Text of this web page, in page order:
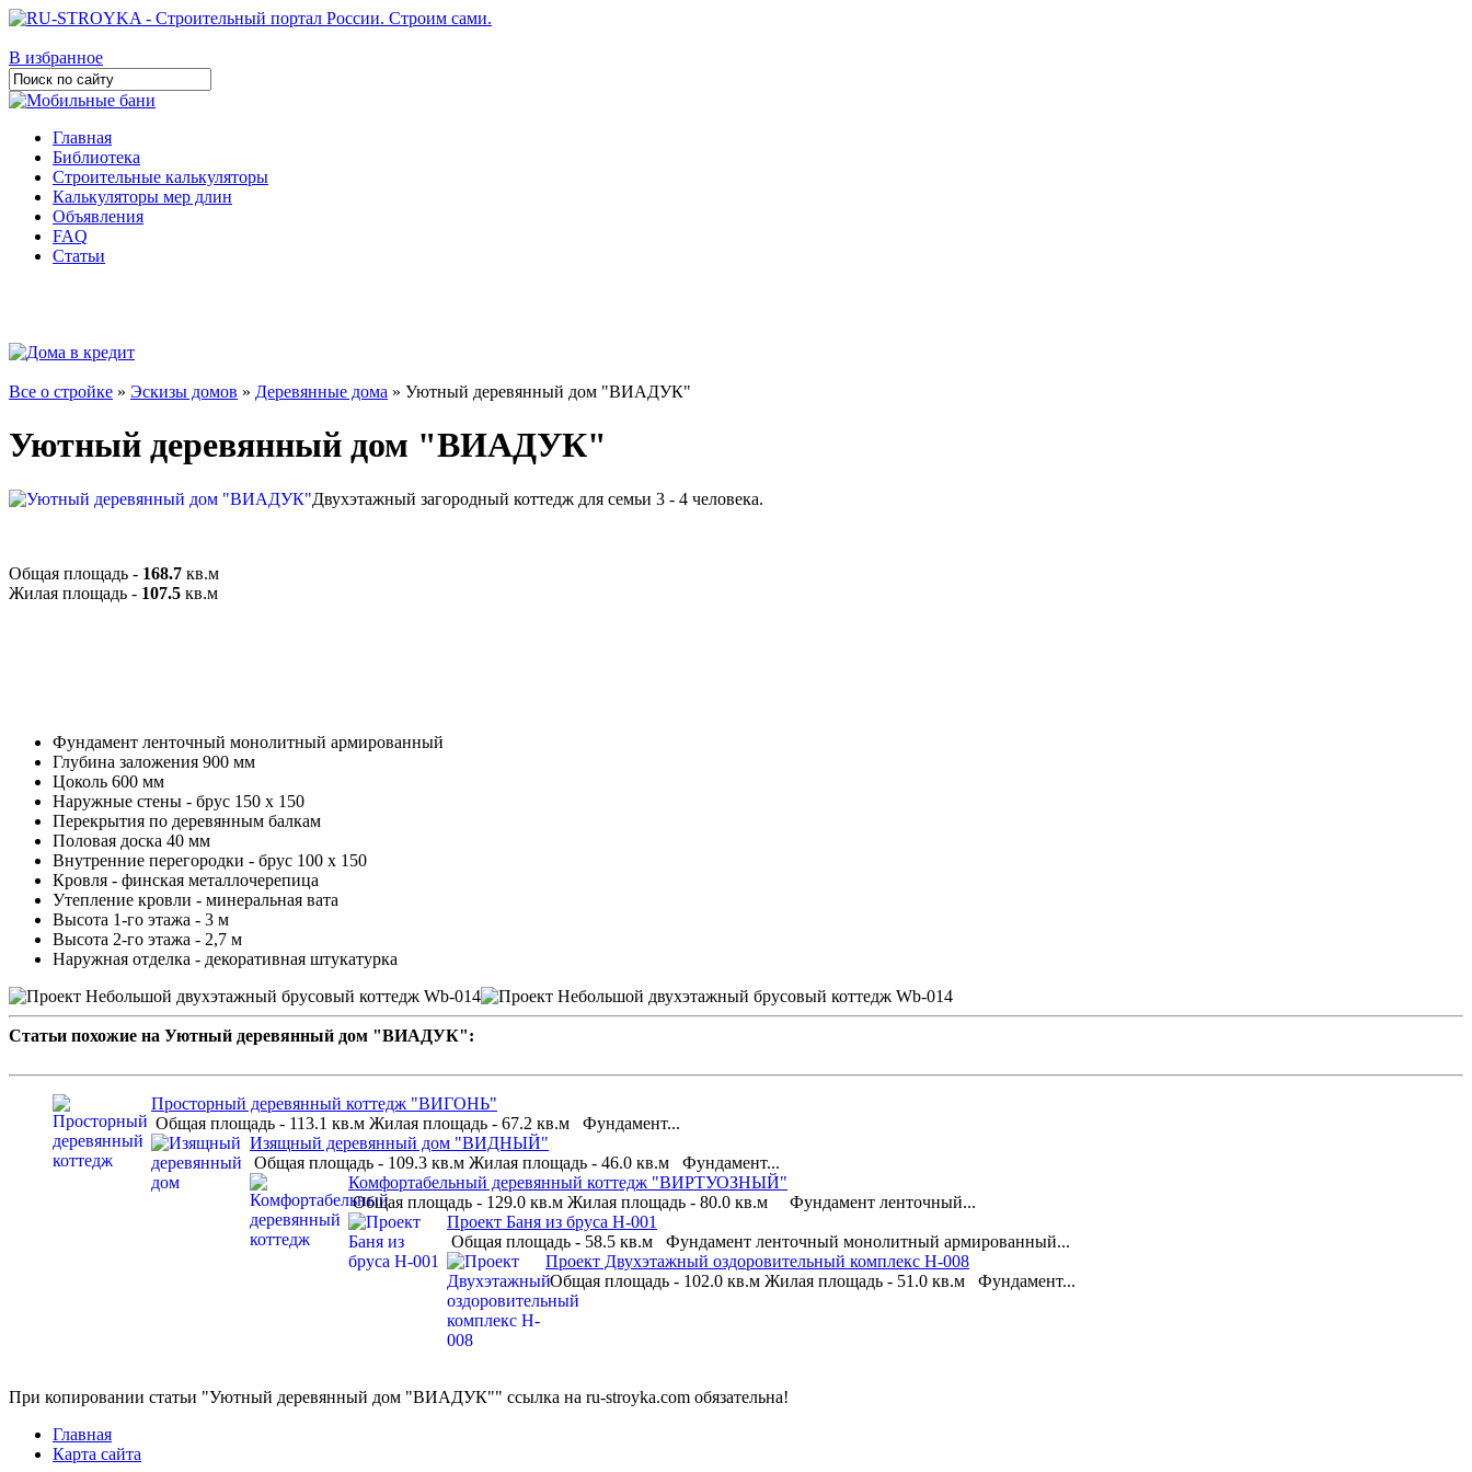
В избранное
Главная
Библиотека
Строительные калькуляторы
Калькуляторы мер длин
Объявления
FAQ
Статьи
Все о стройке » Эскизы домов » Деревянные дома » Уютный деревянный дом "ВИАДУК"
Уютный деревянный дом "ВИАДУК"
Двухэтажный загородный коттедж для семьи 3 - 4 человека.
Общая площадь - 168.7 кв.м
Жилая площадь - 107.5 кв.м
Фундамент ленточный монолитный армированный
Глубина заложения 900 мм
Цоколь 600 мм
Наружные стены - брус 150 x 150
Перекрытия по деревянным балкам
Половая доска 40 мм
Внутренние перегородки - брус 100 x 150
Кровля - финская металлочерепица
Утепление кровли - минеральная вата
Высота 1-го этажа - 3 м
Высота 2-го этажа - 2,7 м
Наружная отделка - декоративная штукатурка
Статьи похожие на Уютный деревянный дом "ВИАДУК":
Просторный деревянный коттедж "ВИГОНЬ"
Общая площадь - 113.1 кв.м Жилая площадь - 67.2 кв.м Фундамент...
Изящный деревянный дом "ВИДНЫЙ"
Общая площадь - 109.3 кв.м Жилая площадь - 46.0 кв.м Фундамент...
Комфортабельный деревянный коттедж "ВИРТУОЗНЫЙ"
Общая площадь - 129.0 кв.м Жилая площадь - 80.0 кв.м Фундамент ленточный...
Проект Баня из бруса H-001
Общая площадь - 58.5 кв.м Фундамент ленточный монолитный армированный...
Проект Двухэтажный оздоровительный комплекс H-008
Общая площадь - 102.0 кв.м Жилая площадь - 51.0 кв.м Фундамент...
При копировании статьи "Уютный деревянный дом "ВИАДУК"" ссылка на ru-stroyka.com обязательна!
Главная
Карта сайта